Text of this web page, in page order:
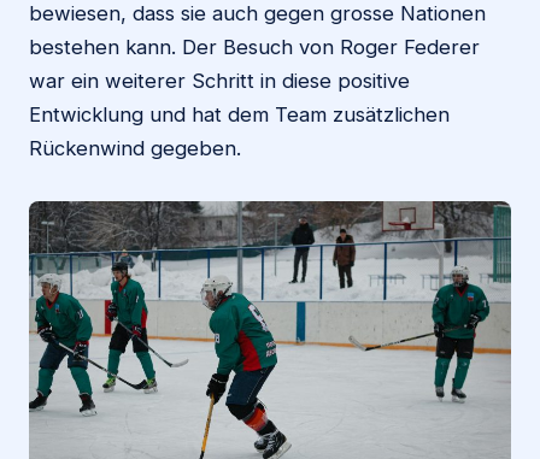
bewiesen, dass sie auch gegen grosse Nationen
bestehen kann. Der Besuch von Roger Federer
war ein weiterer Schritt in diese positive
Entwicklung und hat dem Team zusätzlichen
Rückenwind gegeben.